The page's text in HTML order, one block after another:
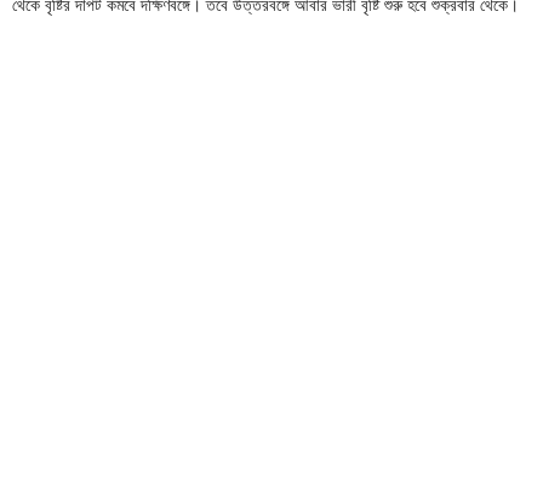
থেকে বৃষ্টির দাপট কমবে দক্ষিণবঙ্গে। তবে উত্তরবঙ্গে আবার ভারী বৃষ্টি শুরু হবে শুক্রবার থেকে।